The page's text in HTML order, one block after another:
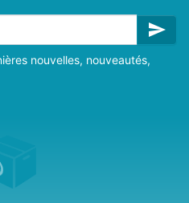
send
nouvelles, nouveautés,